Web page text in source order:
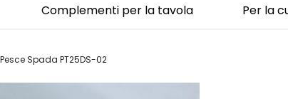
Complementi per la tavola Per la
Spada PT25DS-02